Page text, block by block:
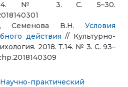
14. № 3. С. 5–30.
Семенова В.Н. Условия
действия // Культурно-
2018. Т.14. № 3. С. 93–
Научно-практический